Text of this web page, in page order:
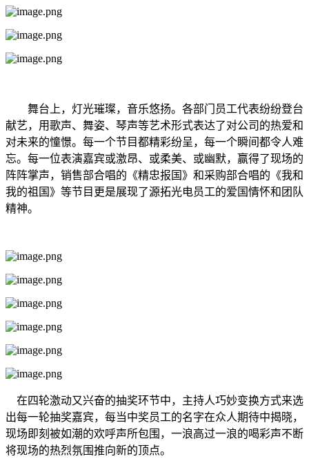
舞台上，灯光璀璨，音乐悠扬。各部门员工代表纷纷登台
献艺，用歌声、舞姿、琴声等艺术形式表达了对公司的热爱和
对未来的憧憬。每一个节目都精彩纷呈，每一个瞬间都令人难
忘。每一位表演嘉宾或激昂、或柔美、或幽默，赢得了现场的
阵阵掌声，销售部合唱的《精忠报国》和采购部合唱的《我和
我的祖国》等节目更是展现了源拓光电员工的爱国情怀和团队
精神。
在四轮激动又兴奋的抽奖环节中，主持人巧妙变换方式来选
出每一轮抽奖嘉宾，每当中奖员工的名字在众人期待中揭晓，
现场即刻被如潮的欢呼声所包围，一浪高过一浪的喝彩声不断
将现场的热烈氛围推向新的顶点。